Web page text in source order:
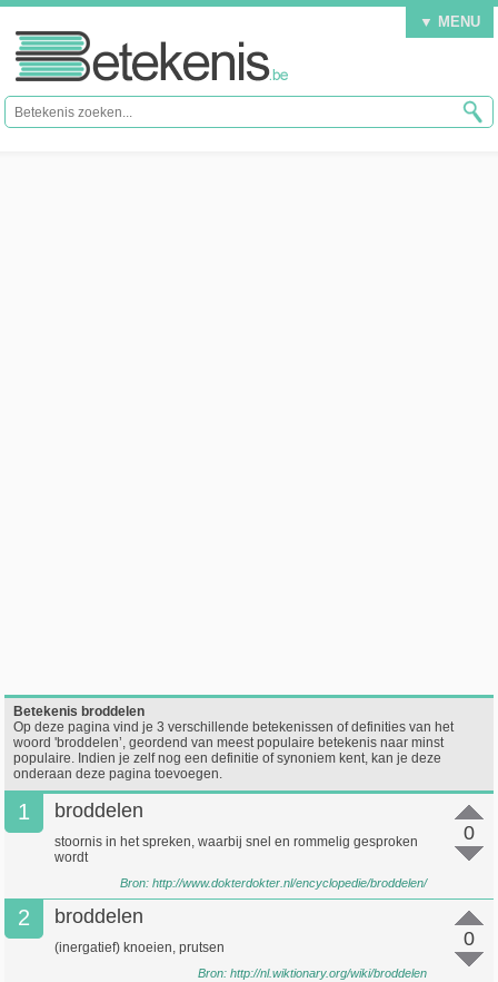
▼ MENU
Betekenis broddelen
Op deze pagina vind je 3 verschillende betekenissen of definities van het
woord 'broddelen’, geordend van meest populaire betekenis naar minst
populaire. Indien je zelf nog een definitie of synoniem kent, kan je deze
onderaan deze pagina toevoegen.
1
0
broddelen
stoornis in het spreken, waarbij snel en rommelig gesproken
wordt
Bron: http://www.dokterdokter.nl/encyclopedie/broddelen/
2
0
broddelen
(inergatief) knoeien, prutsen
Bron: http://nl.wiktionary.org/wiki/broddelen